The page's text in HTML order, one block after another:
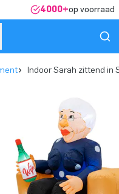
4000+op voorraad
Indoor Sarah zittend in